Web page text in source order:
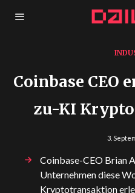
Coinbase CEO
zu-KI
3.
Coinbase-CEO Brian
Unternehmen diese
Kryptotransaktion